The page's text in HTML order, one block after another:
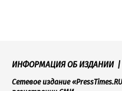
ИНФОРМАЦИЯ ОБ ИЗДАНИИ|
Сетевое издание